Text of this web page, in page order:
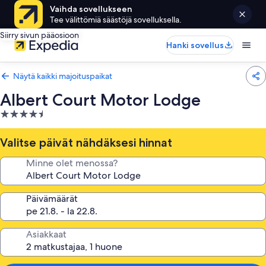
Vaihda sovellukseen
Tee välittömiä säästöjä sovelluksella.
Siirry sivun pääosioon
Hanki sovellus
Näytä kaikki majoituspaikat
Albert Court Motor Lodge
4.5
tähden
majoituspaikka
Valitse päivät nähdäksesi hinnat
Minne olet menossa?
Päivämäärät
Asiakkaat